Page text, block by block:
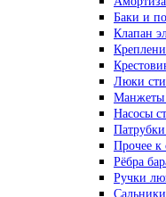
Баки и
Клапан
Люки
Манжеты
Насосы
Прочее
Рёбра
Ручки
Сальники